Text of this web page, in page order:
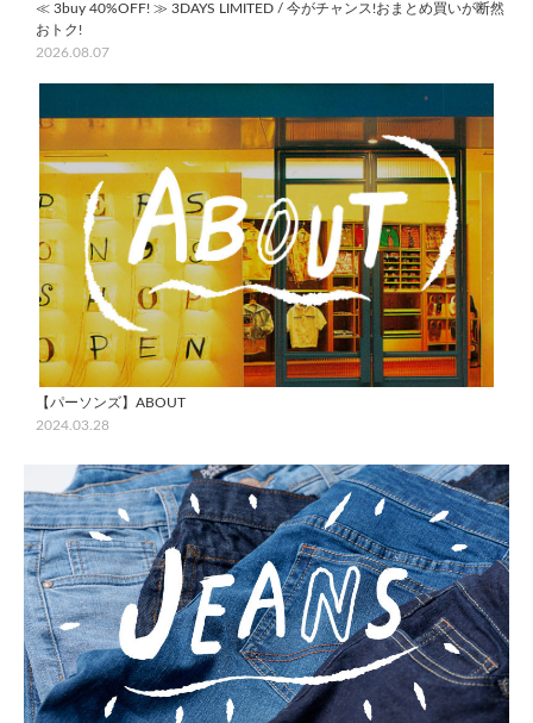
≪ 3buy 40%OFF! ≫ 3DAYS LIMITED / 今がチャンス!おまとめ買いが断然
おトク!
2026.08.07
【パーソンズ】ABOUT
2024.03.28